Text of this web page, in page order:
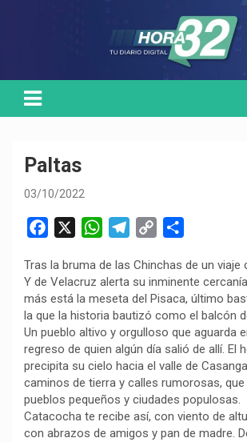
Paltas
03/10/2022
c
e
b
o
o
k
W
a
t
s
A
p
p
e
g
r
a
m
p
y
L
i
n
k
m
p
a
r
t
i
r
Tras la bruma de las Chinchas de un viaje
Y de Velacruz alerta su inminente
más está la meseta del Pisaca, último
la que la historia bautizó como el balcón
Un pueblo altivo y orgulloso que aguarda
regreso de quien algún día salió de allí. El
precipita su cielo hacia el valle de
caminos de tierra y calles rumorosas, que
pueblos pequeños y ciudades populosas.
Catacocha te recibe así, con viento de
con abrazos de amigos y pan de madre.